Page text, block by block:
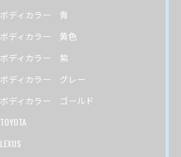
ボディカラー 青
ボディカラー 黄色
ボディカラー 紫
ボディカラー グレー
ボディカラー ゴールド
TOYOTA
LEXUS